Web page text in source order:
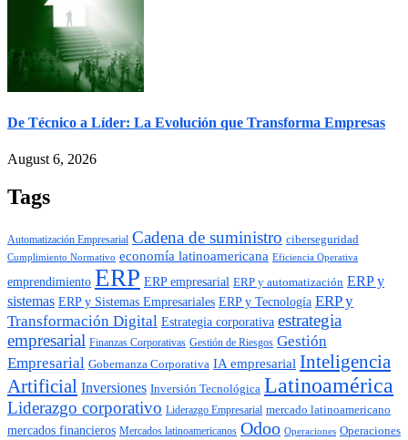
De Técnico a Líder: La Evolución que Transforma Empresas
August 6, 2026
Tags
Automatización Empresarial Cadena de suministro ciberseguridad
Cumplimiento Normativo economía latinoamericana Eficiencia Operativa
emprendimiento ERP ERP empresarial ERP y automatización ERP y
sistemas ERP y Sistemas Empresariales ERP y Tecnología ERP y
Transformación Digital Estrategia corporativa estrategia
empresarial Finanzas Corporativas Gestión de Riesgos Gestión
Empresarial Gobernanza Corporativa IA empresarial Inteligencia
Artificial Inversiones Inversión Tecnológica Latinoamérica
Liderazgo corporativo Liderazgo Empresarial mercado latinoamericano
mercados financieros Mercados latinoamericanos Odoo Operaciones Operaciones